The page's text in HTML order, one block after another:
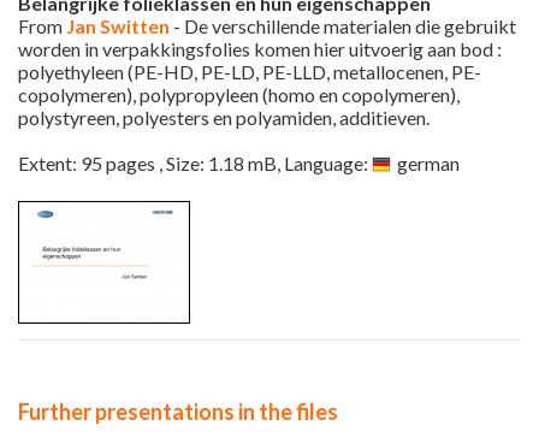
From Jan Switten - De verschillende materialen die gebruikt
worden in verpakkingsfolies komen hier uitvoerig aan bod :
polyethyleen (PE-HD, PE-LD, PE-LLD, metallocenen, PE-
copolymeren), polypropyleen (homo en copolymeren),
polystyreen, polyesters en polyamiden, additieven.
Extent: 95 pages , Size: 1.18 mB, Language:
german
Further presentations in the files